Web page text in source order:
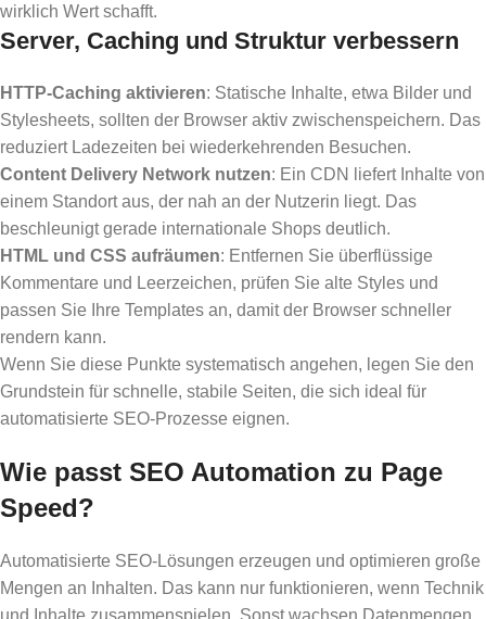
wirklich Wert schafft.
Server, Caching und Struktur verbessern
HTTP-Caching aktivieren: Statische Inhalte, etwa Bilder und
Stylesheets, sollten der Browser aktiv zwischenspeichern. Das
reduziert Ladezeiten bei wiederkehrenden Besuchen.
Content Delivery Network nutzen: Ein CDN liefert Inhalte von
einem Standort aus, der nah an der Nutzerin liegt. Das
beschleunigt gerade internationale Shops deutlich.
HTML und CSS aufräumen: Entfernen Sie überflüssige
Kommentare und Leerzeichen, prüfen Sie alte Styles und
passen Sie Ihre Templates an, damit der Browser schneller
rendern kann.
Wenn Sie diese Punkte systematisch angehen, legen Sie den
Grundstein für schnelle, stabile Seiten, die sich ideal für
automatisierte SEO-Prozesse eignen.
Wie passt SEO Automation zu Page
Speed?
Automatisierte SEO-Lösungen erzeugen und optimieren große
Mengen an Inhalten. Das kann nur funktionieren, wenn Technik
und Inhalte zusammenspielen. Sonst wachsen Datenmengen